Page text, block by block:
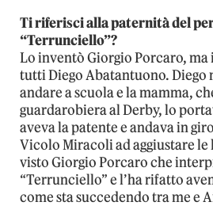
Ti riferisci alla paternità del
“Terrunciello”?
Lo inventò Giorgio Porcaro, ma
tutti Diego Abatantuono. Diego
andare a scuola e la mamma,
guardarobiera al Derby, lo
aveva la patente e andava in
Vicolo Miracoli ad aggiustare le
visto Giorgio Porcaro che
“Terrunciello” e l’ha rifatto
come sta succedendo tra me e